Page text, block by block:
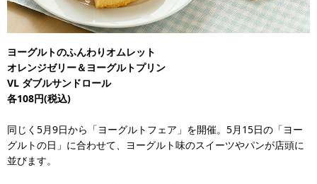
ヨーグルトのふんわりオムレット
オレンジゼリー＆ヨーグルトプリン
VL ダブルサンドロール
各108円(税込)
同じく5月9日から「ヨーグルトフェア」を開催。5月15日の「ヨー
グルトの日」に合わせて、ヨーグルト味のスイーツやパンが店頭に
並びます。